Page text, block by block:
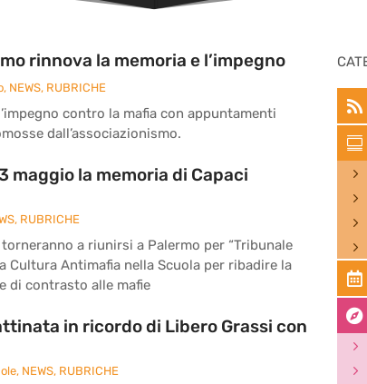
rinnova la memoria e l’impegno
, NEWS, RUBRICHE
contro la mafia con appuntamenti
dall’associazionismo.
maggio la memoria di Capaci
, RUBRICHE
a riunirsi a Palermo per “Tribunale
Cultura Antimafia nella Scuola per ribadire la
di contrasto alle mafie
in ricordo di Libero Grassi con
, NEWS, RUBRICHE


5
5
5
5


5
5